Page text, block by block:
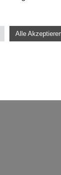
Alle